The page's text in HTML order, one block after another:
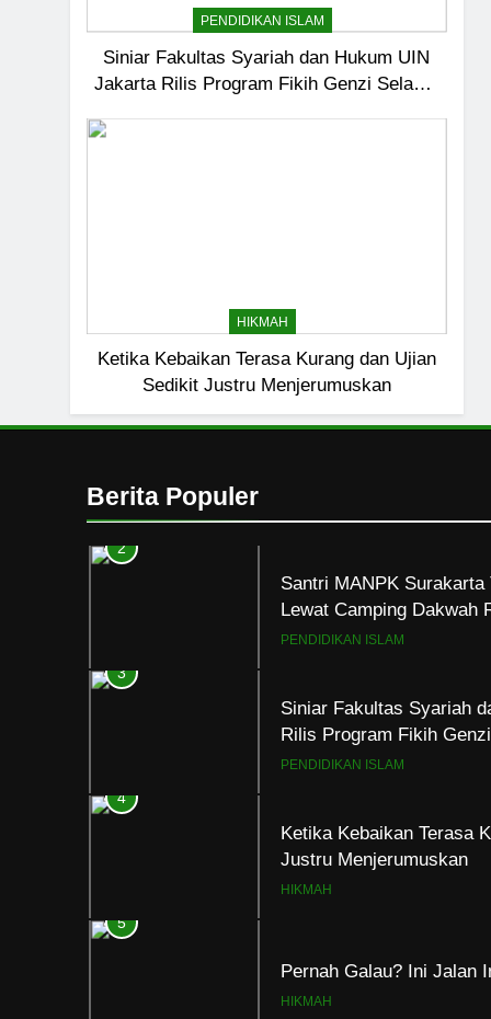
PENDIDIKAN ISLAM
Siniar Fakultas Syariah dan Hukum UIN
Jakarta Rilis Program Fikih Genzi Selama
HIKMAH
Ketika Kebaikan Terasa Kurang dan Ujian
Sedikit Justru Menjerumuskan
Berita Populer
6
Ngopi Bareng;
HIKMAH
1
Seksual di Lingkungan
2
Santri MANPK
Lewat Camping Dakwah
PENDIDIKAN ISLAM
3
Siniar Fakultas Syariah
Rilis Program Fikih
PENDIDIKAN ISLAM
4
Ketika Kebaikan Terasa
Justru Menjerumuskan
HIKMAH
5
Pernah Galau? Ini Jalan
HIKMAH